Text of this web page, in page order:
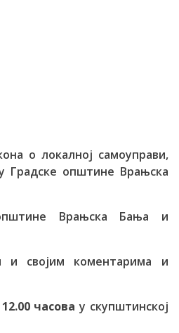
о локалној самоуправи,
Градске општине Врањска
Врањска Бања и
и својим коментарима и
часова у скупштинској